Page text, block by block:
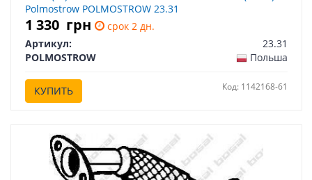
Polmostrow POLMOSTROW 23.31
1 330 грн
срок 2 дн.
Артикул:
23.31
POLMOSTROW
Польша
КУПИТЬ Код: 1142168-61